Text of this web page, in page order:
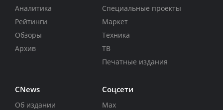
Аналитика
Рейтинги
Обзоры
Архив
Специальные проекты
Маркет
Техника
ТВ
Печатные издания
CNews
Об издании
Соцсети
Max